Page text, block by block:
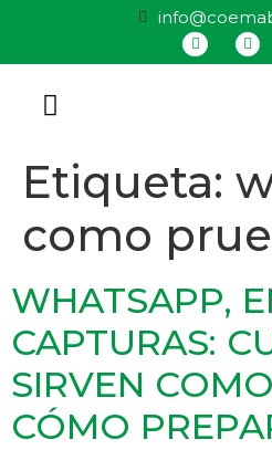
Etiqueta:
como
WHATSAPP,
CAPTURAS:
SIRVEN
CÓMO